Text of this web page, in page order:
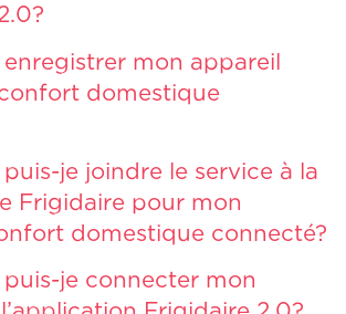
mon appareil
domestique
je joindre le service à la
Frigidaire pour mon
domestique connecté?
je connecter mon